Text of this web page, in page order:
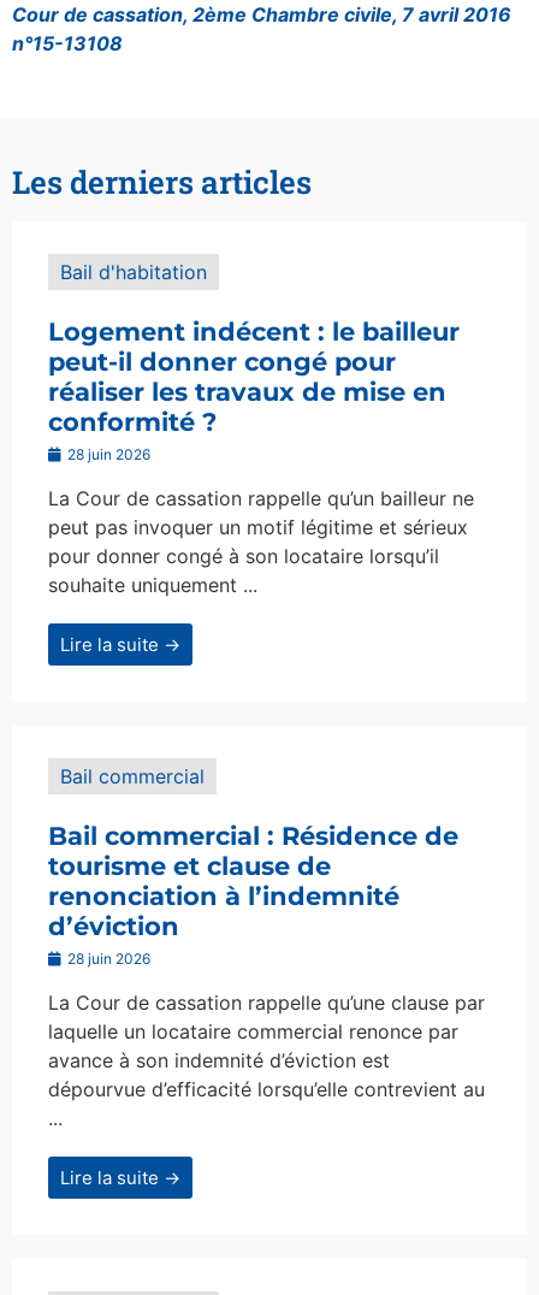
Cour de cassation, 2ème Chambre civile, 7 avril 2016
n°15-13108
Les derniers articles
Bail d'habitation
Logement indécent : le bailleur
peut-il donner congé pour
réaliser les travaux de mise en
conformité ?
28 juin 2026
La Cour de cassation rappelle qu’un bailleur ne
peut pas invoquer un motif légitime et sérieux
pour donner congé à son locataire lorsqu’il
souhaite uniquement ...
Lire la suite →
Bail commercial
Bail commercial : Résidence de
tourisme et clause de
renonciation à l’indemnité
d’éviction
28 juin 2026
La Cour de cassation rappelle qu’une clause par
laquelle un locataire commercial renonce par
avance à son indemnité d’éviction est
dépourvue d’efficacité lorsqu’elle contrevient au
...
Lire la suite →